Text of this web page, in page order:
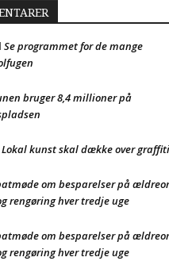
Se programmet for de mange
bruger 8,4 millioner på
Lokal kunst skal dække over graffiti
om besparelser på
rengøring hver tredje uge
om besparelser på
rengøring hver tredje uge